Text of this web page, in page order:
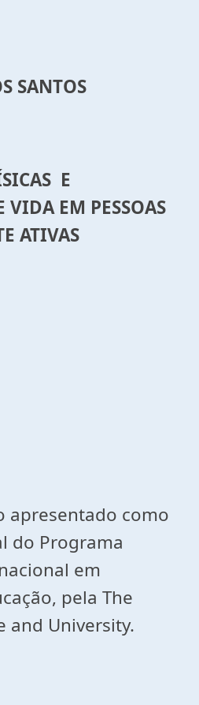
SANTOS
E
EM PESSOAS
ATIVAS
apresentado como
do Programa
em
pela The
and University.